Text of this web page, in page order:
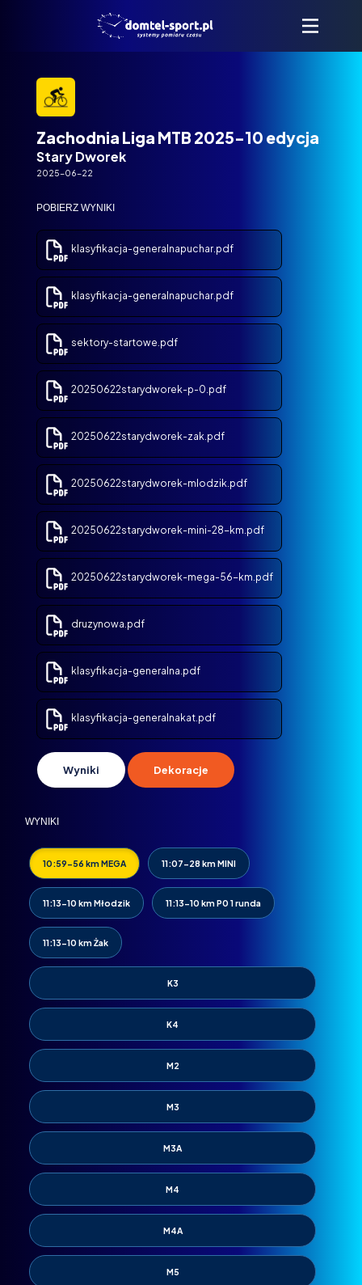
Zachodnia Liga MTB 2025-10 edycja
Stary Dworek
2025-06-22
POBIERZ WYNIKI
klasyfikacja-generalnapuchar.pdf
klasyfikacja-generalnapuchar.pdf
sektory-startowe.pdf
20250622starydworek-p-0.pdf
20250622starydworek-zak.pdf
20250622starydworek-mlodzik.pdf
20250622starydworek-mini-28-km.pdf
20250622starydworek-mega-56-km.pdf
druzynowa.pdf
klasyfikacja-generalna.pdf
klasyfikacja-generalnakat.pdf
Wyniki Dekoracje
WYNIKI
10:59-56 km MEGA 11:07-28 km MINI
11:13-10 km Młodzik 11:13-10 km P0 1 runda
11:13-10 km Żak
K3
K4
M2
M3
M3A
M4
M4A
M5